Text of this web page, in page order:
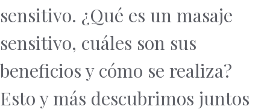
sensitivo. ¿Qué es un masaje
sensitivo, cuáles son sus
beneficios y cómo se realiza?
Esto y más descubrimos juntos